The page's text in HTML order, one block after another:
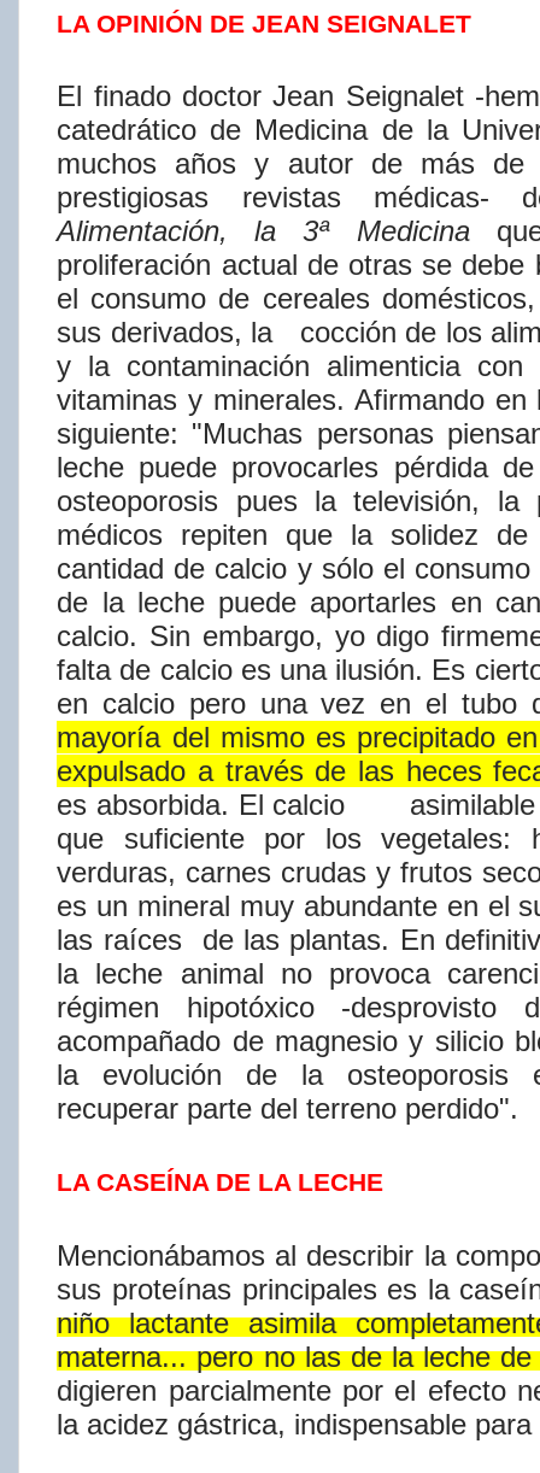
LA OPINIÓN DE JEAN SEIGNALET
El finado doctor Jean Seignalet -
catedrático de Medicina de la
muchos años y autor de más de
prestigiosas revistas médicas-
Alimentación,
la 3ª Medicina
proliferación actual de otras se debe
el consumo de cereales
sus derivados, la
cocción de los
y la contaminación alimenticia
vitaminas y minerales. Afirmando
siguiente: "Muchas personas
leche puede provocarles pérdida
osteoporosis pues la televisión, la
médicos repiten que la solidez
cantidad de calcio y sólo el
de la leche puede aportarles en
calcio. Sin embargo, yo digo
falta de calcio es una ilusión. Es
en calcio pero una vez en el tubo
mayorí​a del mismo es precipitado en
expulsado a través de las heces
es absorbida. El calcio
que suficiente por los vegetales:
verduras, carnes crudas y frutos
es un mineral muy abundante en el
las raí​ces de las plantas. En
la leche animal no provoca
régimen hipotóxico -
acompañado de magnesio y silicio
la
evolución de la osteoporosis
recuperar parte del terreno perdido".
LA CASEÍNA DE LA LECHE
Mencionábamos al describir la
sus proteí​nas principales es la
niño lactante asimila
materna... pero no las de la lechede
digieren parcialmente por el efecto
la acidez gástrica, indispensable para